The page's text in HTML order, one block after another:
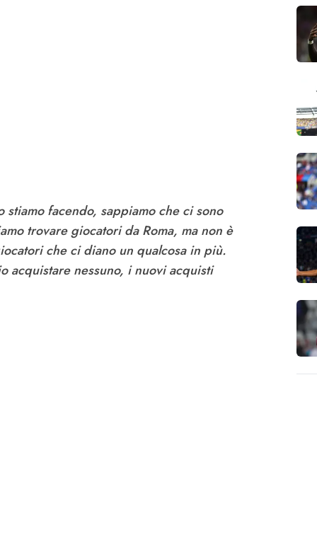
facendo, sappiamo che ci sono
trovare giocatori da Roma, ma non è
che ci diano un qualcosa in più.
acquistare nessuno, i nuovi acquisti